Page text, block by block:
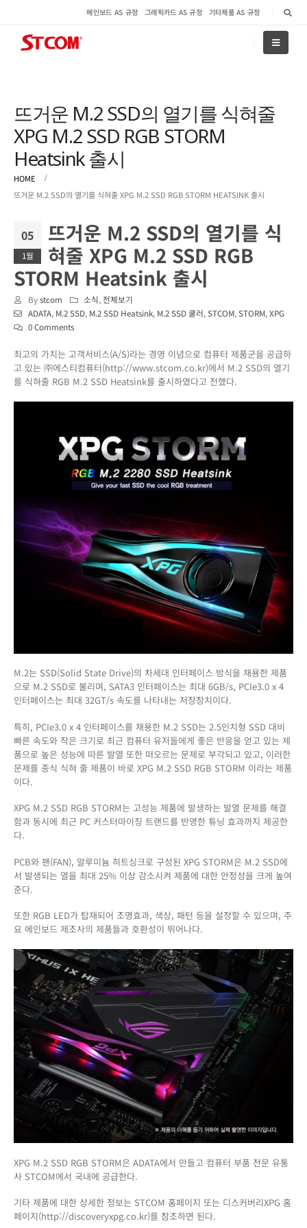
메인보드 AS 규정 그래픽카드 AS 규정 기타제품 AS 규정
뜨거운 M.2 SSD의 열기를 식혀줄
XPG M.2 SSD RGB STORM
Heatsink 출시
HOME
뜨거운 M.2 SSD의 열기를 식혀줄 XPG M.2 SSD RGB STORM HEATSINK 출시
05
1월
뜨거운 M.2 SSD의 열기를 식
혀줄 XPG M.2 SSD RGB
STORM Heatsink 출시
Bystcom 소식, 전체보기
ADATA, M.2 SSD, M.2 SSD Heatsink, M.2 SSD 쿨러,STCOM,STORM,XPG
0 Comments
최고의 가치는 고객서비스(A/S)라는 경영 이념으로 컴퓨터 제품군을 공급하
고 있는 ㈜에스티컴퓨터(http://www.stcom.co.kr)에서 M.2 SSD의 열기
를 식혀줄 RGB M.2 SSD Heatsink를 출시하였다고 전했다.
M.2는 SSD(Solid State Drive)의 차세대 인터페이스 방식을 채용한 제품
으로 M.2 SSD로 불리며, SATA3 인터페이스는 최대 6GB/s, PCIe3.0 x 4
인터페이스는 최대 32GT/s 속도를 나타내는 저장장치이다.
특히, PCIe3.0 x 4 인터페이스를 채용한 M.2 SSD는 2.5인치형 SSD 대비
빠른 속도와 작은 크기로 최근 컴퓨터 유저들에게 좋은 반응을 얻고 있는 제
품으로 높은 성능에 따른 발열 또한 떠오르는 문제로 부각되고 있고, 이러한
문제를 종식 식혀 줄 제품이 바로 XPG M.2 SSD RGB STORM 이라는 제품
이다.
XPG M.2 SSD RGB STORM는 고성능 제품에 발생하는 발열 문제를 해결
함과 동시에 최근 PC 커스터마이징 트랜드를 반영한 튜닝 효과까지 제공한
다.
PCB와 팬(FAN), 알루미늄 히트싱크로 구성된 XPG STORM은 M.2 SSD에
서 발생되는 열을 최대 25% 이상 감소시켜 제품에 대한 안정성을 크게 높여
준다.
또한 RGB LED가 탑재되어 조명효과, 색상, 패턴 등을 설정할 수 있으며, 주
요 메인보드 제조사의 제품들과 호환성이 뛰어나다.
XPG M.2 SSD RGB STORM은 ADATA에서 만들고 컴퓨터 부품 전문 유통
사 STCOM에서 국내에 공급한다.
기타 제품에 대한 상세한 정보는 STCOM 홈페이지 또는 디스커버리XPG 홈
페이지(http://discoveryxpg.co.kr)를 참조하면 된다.